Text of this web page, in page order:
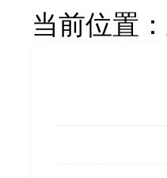
当前位置：